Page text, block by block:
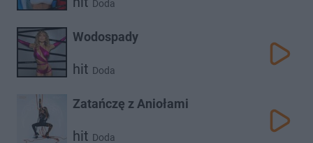
Doda
Wodospady
hit Doda
Zatańczę z Aniołami
hit Doda